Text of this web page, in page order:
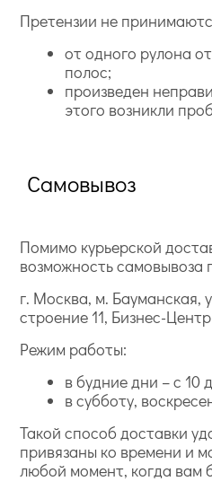
Претензии не
от одного рулона
полос;
произведен
этого возникли
Самовывоз
Помимо курьерской
возможность самовывоза
г. Москва, м. Бауманская,
строение 11, Бизнес-
Режим работы:
в будние дни – с 10
в субботу,
Такой способ доставки
привязаны ко времени и
любой момент, когда вам